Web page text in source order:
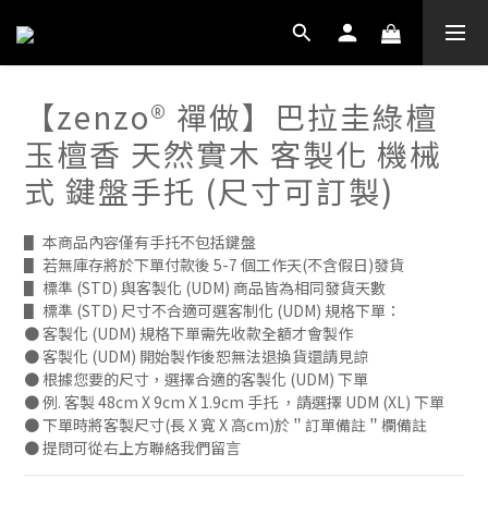
【zenzo® 禪做】巴拉圭綠檀
玉檀香 天然實木 客製化 機械
式 鍵盤手托 (尺寸可訂製)
▋ 本商品內容僅有手托不包括鍵盤
▋ 若無庫存將於下單付款後 5-7 個工作天(不含假日)發貨
▋ 標準 (STD) 與客製化 (UDM) 商品皆為相同發貨天數
▋ 標準 (STD) 尺寸不合適可選客制化 (UDM) 規格下單：
● 客製化 (UDM) 規格下單需先收款全額才會製作
● 客製化 (UDM) 開始製作後恕無法退換貨還請見諒
● 根據您要的尺寸，選擇合適的客製化 (UDM) 下單
● 例. 客製 48cm X 9cm X 1.9cm 手托 ，請選擇 UDM (XL) 下單
● 下單時將客製尺寸(長 X 寬 X 高cm)於＂訂單備註＂欄備註
● 提問可從右上方聯絡我們留言